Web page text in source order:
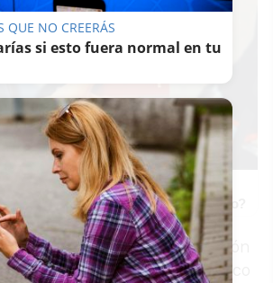
puertas
poderosos del mundo, ¿está el tuyo?
incluidos, destaca la instalación
de un proyecto técnico
QUE NO CREERÁS
si esto fuera normal en tu